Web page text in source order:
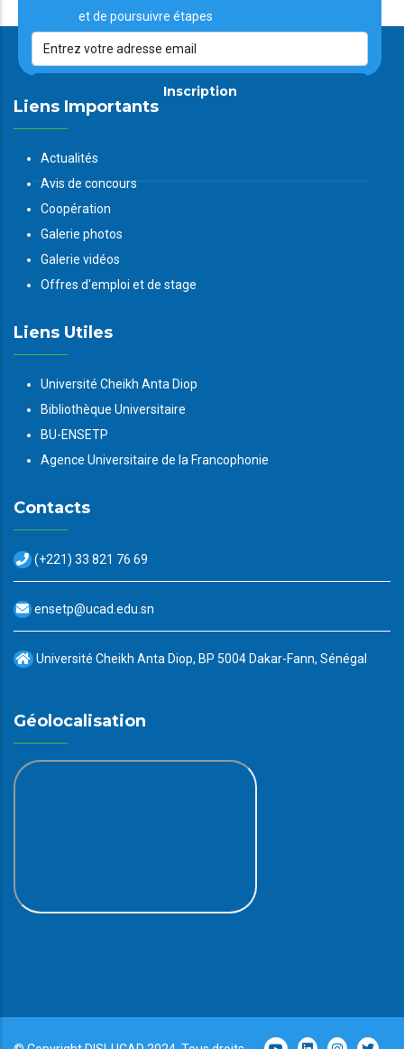
et de poursuivre étapes
Inscription
Liens Importants
Actualités
Avis de concours
Coopération
Galerie photos
Galerie vidéos
Offres d'emploi et de stage
Liens Utiles
Université Cheikh Anta Diop
Bibliothèque Universitaire
BU-ENSETP
Agence Universitaire de la Francophonie
Contacts
(+221) 33 821 76 69
ensetp@ucad.edu.sn
Université Cheikh Anta Diop, BP 5004 Dakar-Fann, Sénégal
Géolocalisation